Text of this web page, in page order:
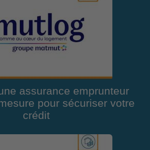
assurance emprunteur
pour sécuriser votre
crédit